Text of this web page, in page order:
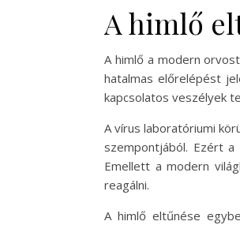
A himlő
A himlő a modern
hatalmas előrelépést
kapcsolatos veszélyek
A vírus laboratóriumi
szempontjából. Ezért
Emellett a modern
reagálni.
A himlő eltűnése